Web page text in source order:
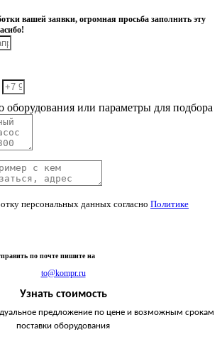
вашей заявки, огромная просьба заполнить эту
оборудования или параметры для подбора
персональных данных согласно Политике
по почте пишите на
to@kompr.ru
Узнать стоимость
предложение по цене и возможным срокам
поставки оборудования